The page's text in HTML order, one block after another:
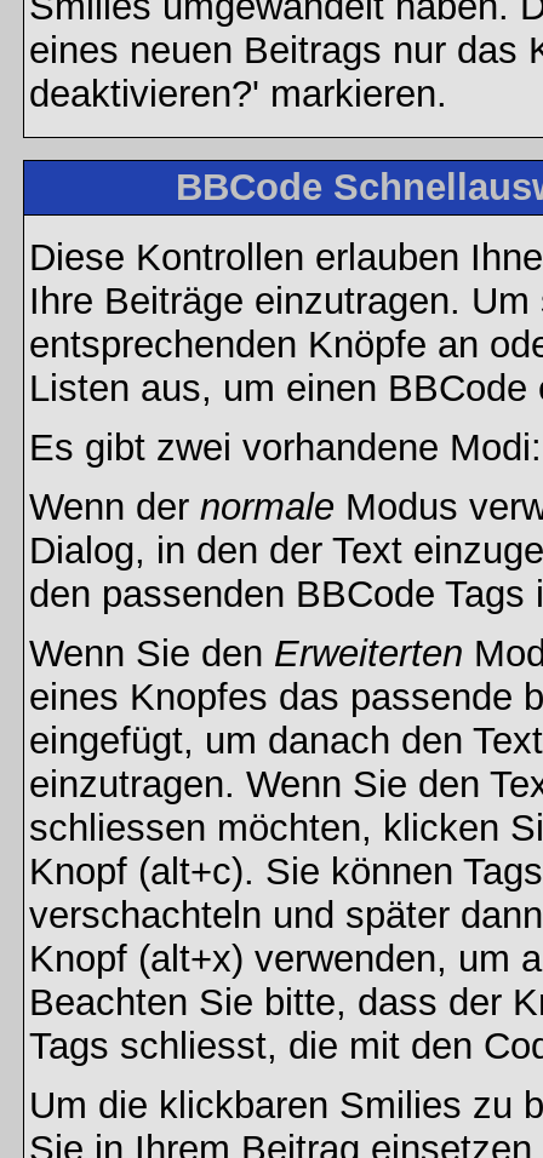
eines neuen Beitrags nur das
deaktivieren?' markieren.
BBCode
Diese Kontrollen erlauben
Ihre Beiträge einzutragen.
entsprechenden Knöpfe an
Listen aus, um einen BBCode
Es gibt zwei vorhandene
Wenn der normale Modus
Dialog, in den der Text
den passenden BBCode
Wenn Sie den Erweiterten
eines Knopfes das passende
eingefügt, um danach den
einzutragen. Wenn Sie den
schliessen möchten, klicken
Knopf (alt+c). Sie können
verschachteln und später
Knopf (alt+x) verwenden, um
Beachten Sie bitte, dass der
Tags schliesst, die mit den
Um die klickbaren Smilies zu
Sie in Ihrem Beitrag